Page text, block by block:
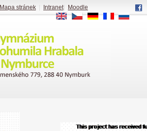
Mapa stránek Intranet|
Moodle
EN
CS DE FR RU